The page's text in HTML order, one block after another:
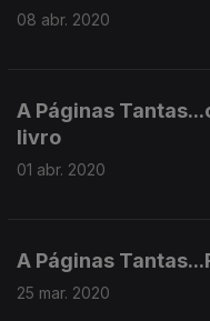
08 abr. 2020
A Páginas
livro
01 abr. 2020
A Páginas
25 mar. 2020